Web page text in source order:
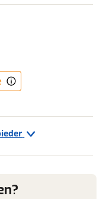
Lees hier meer